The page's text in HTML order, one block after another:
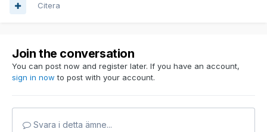
Citera
Join the conversation
You can post now and register later. If you have an account,
sign in now to post with your account.
Svara i detta ämne...